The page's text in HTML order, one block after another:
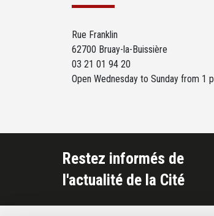
Rue Franklin
62700 Bruay-la-Buissière
03 21 01 94 20
Open Wednesday to Sunday from 1
Restez informés de
l'actualité de la Cité